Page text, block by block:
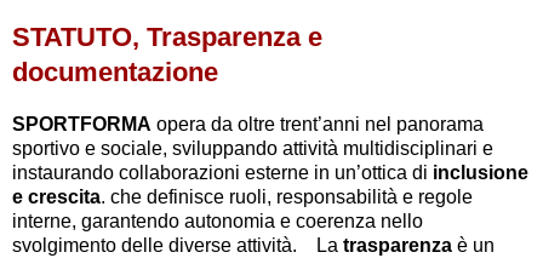
STATUTO, Trasparenza e
documentazione
SPORTFORMA opera da oltre trent’anni nel panorama
sportivo e sociale, sviluppando attività multidisciplinari e
instaurando collaborazioni esterne in un’ottica di inclusione
e crescita. che definisce ruoli, responsabilità e regole
interne, garantendo autonomia e coerenza nello
svolgimento delle diverse attività. La trasparenza è un